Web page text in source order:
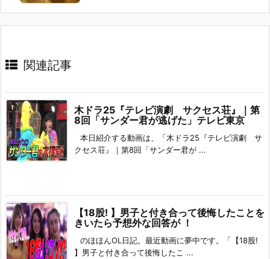
関連記事
木ドラ25『テレビ演劇 サクセス荘』｜第
8回「サンダー君が逃げた」テレビ東京
本日紹介する動画は、「木ドラ25『テレビ演劇 サ
クセス荘』｜第8回「サンダー君が ...
【18股! 】男子と付き合って後悔したことを
きいたら予想外な回答が ！
のほほんOL日記。最近動画に夢中です。「【18股!
】男子と付き合って後悔したこ ...